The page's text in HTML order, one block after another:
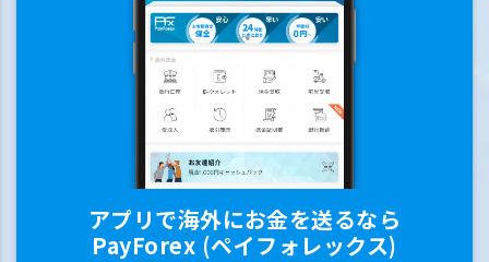
アプリで海外にお金を送るなら
PayForex (ペイフォレックス)